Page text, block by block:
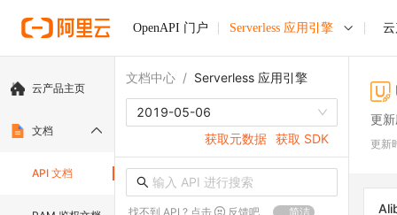
OpenAPI 门户 Serverless 应用引擎
云产品主页
文档
API 文档
文档中心 / Serverless 应用引擎
2019-05-06
获取元数据 获取 SDK
找不到 API ? 点击 反馈吧 简洁
更
更新